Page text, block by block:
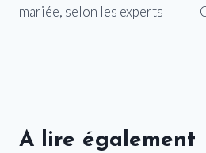
l’article
mariée, selon les experts
A lire également